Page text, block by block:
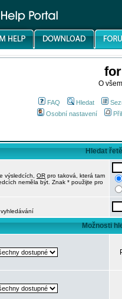
O
FAQ Hledat
Osobní nastavení
Hledat
výsledcích, OR pro taková, která tam
neměla být. Znak * použijte pro
Možnosti